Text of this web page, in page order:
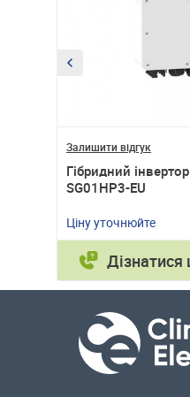
Залишити відгук
Гібридний
SG01HP3-EU
Ціну уточнюйте
Дізнатися